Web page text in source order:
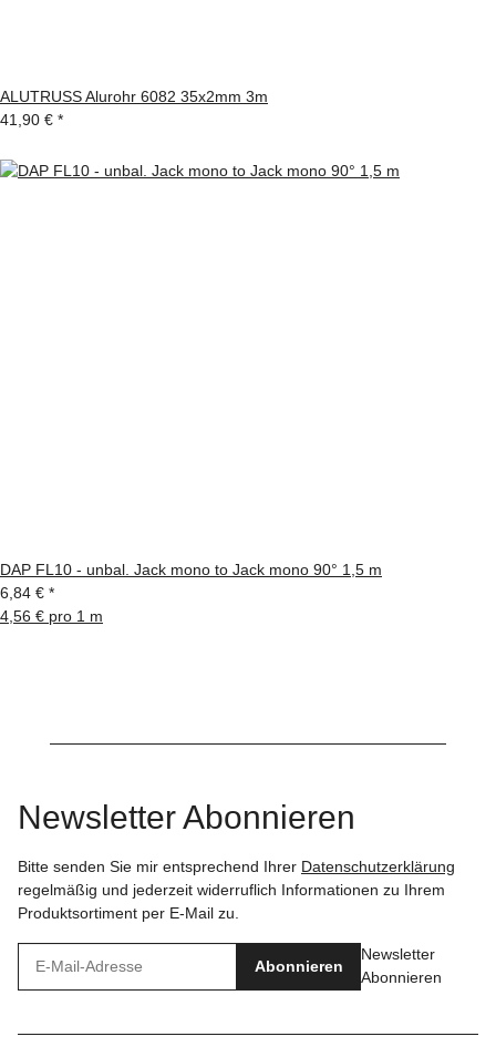
ALUTRUSS Alurohr 6082 35x2mm 3m
41,90 € *
DAP FL10 - unbal. Jack mono to Jack mono 90° 1,5 m
6,84 € *
4,56 € pro 1 m
Newsletter Abonnieren
Bitte senden Sie mir entsprechend Ihrer Datenschutzerklärung
regelmäßig und jederzeit widerruflich Informationen zu Ihrem
Produktsortiment per E-Mail zu.
Abonnieren
Newsletter
Abonnieren